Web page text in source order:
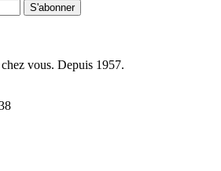
S'abonner
vous. Depuis 1957.